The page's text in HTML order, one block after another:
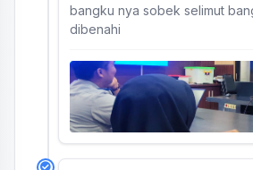
bangku nya sobek selimut
dibenahi